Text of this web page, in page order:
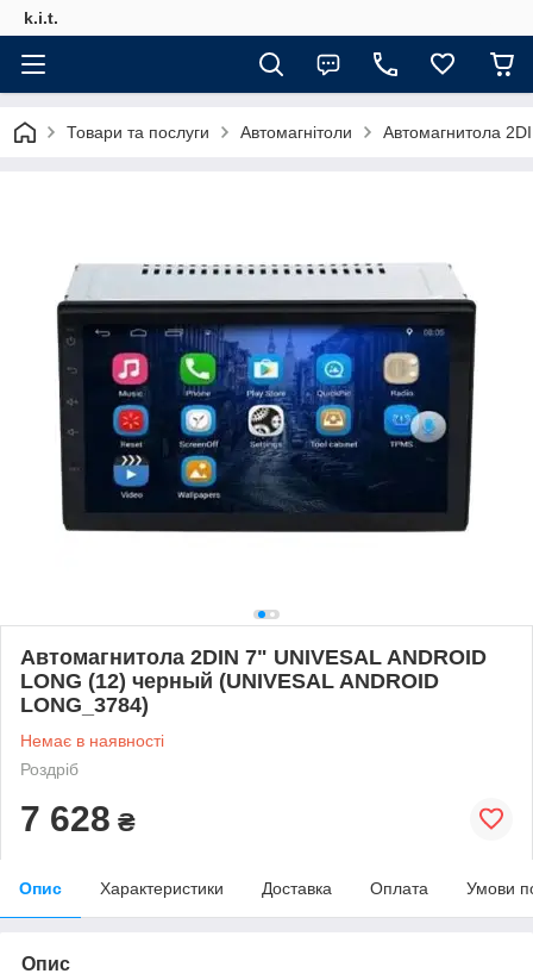
k.i.t.
Товари та послуги Автомагнітоли Автомагнитола
Автомагнитола 2DIN 7" UNIVESAL ANDROID
LONG (12) черный (UNIVESAL ANDROID
LONG_3784)
Немає в наявності
Роздріб
7 628 ₴
Опис Характеристики Доставка Оплата Умови
Опис